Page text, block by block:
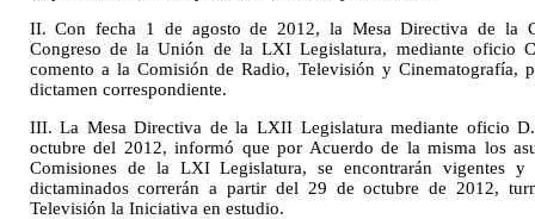
II. Con fecha 1 de agosto de 2012, la Mesa Directiva de la
Congreso de la Unión de la LXI Legislatura, mediante oficio
comento a la Comisión de Radio, Televisión y Cinematografía,
dictamen correspondiente.
III. La Mesa Directiva de la LXII Legislatura mediante oficio
octubre del 2012, informó que por Acuerdo de la misma los
Comisiones de la LXI Legislatura, se encontrarán vigentes y
dictaminados correrán a partir del 29 de octubre de 2012,
Televisión la Iniciativa en estudio.